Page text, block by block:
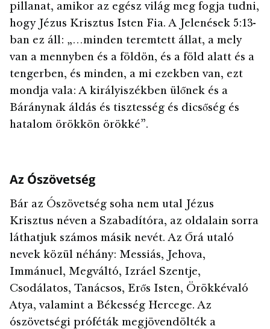
pillanat, amikor az egész világ meg fogja tudni,
hogy Jézus Krisztus Isten Fia. A Jelenések 5:13-
ban ez áll: „…minden teremtett állat, a mely
van a mennyben és a földön, és a föld alatt és a
tengerben, és minden, a mi ezekben van, ezt
mondja vala: A királyiszékben ülőnek és a
Báránynak áldás és tisztesség és dicsőség és
hatalom örökkön örökké”.
Az Ószövetség
Bár az Ószövetség soha nem utal Jézus
Krisztus néven a Szabadítóra, az oldalain sorra
láthatjuk számos másik nevét. Az Őrá utaló
nevek közül néhány: Messiás, Jehova,
Immánuel, Megváltó, Izráel Szentje,
Csodálatos, Tanácsos, Erős Isten, Örökkévaló
Atya, valamint a Békesség Hercege. Az
ószövetségi próféták megjövendölték a